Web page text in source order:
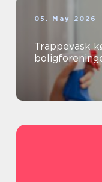
05. May 2026
Trappevask